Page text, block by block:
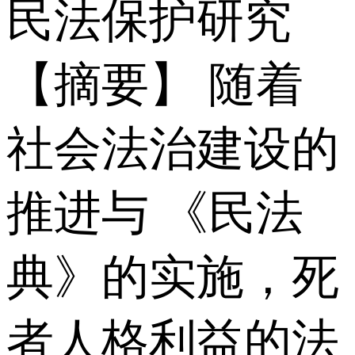
民法保护研究
【摘要】 随着
社会法治建设的
推进与 《民法
典》的实施，死
者人格利益的法